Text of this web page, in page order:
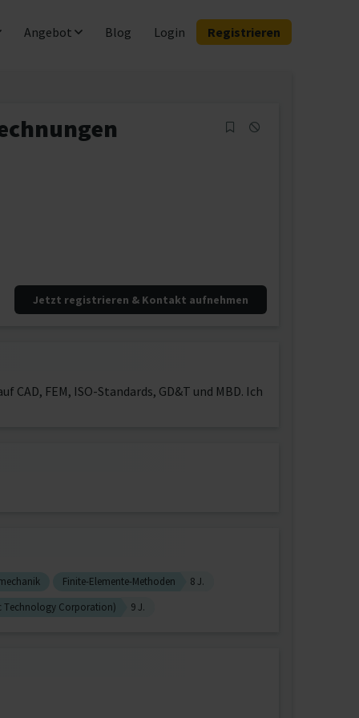
Angebot Blog Login Registrieren
Jetzt registrieren & Kontakt aufnehmen
FEM, ISO-Standards, GD&T und MBD. Ich
Finite-Elemente-Methoden
8 J.
Technology Corporation) 9 J.